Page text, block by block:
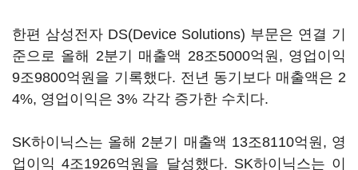
한편 삼성전자 DS(Device Solutions) 부문은 연결 기
준으로 올해 2분기 매출액 28조5000억원, 영업이익
9조9800억원을 기록했다. 전년 동기보다 매출액은 2
4%, 영업이익은 3% 각각 증가한 수치다.
SK하이닉스는 올해 2분기 매출액 13조8110억원, 영
업이익 4조1926억원을 달성했다. SK하이닉스는 이